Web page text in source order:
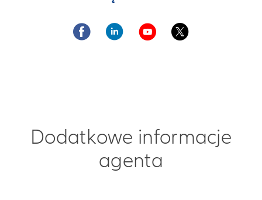
Dodatkowe informacje
agenta